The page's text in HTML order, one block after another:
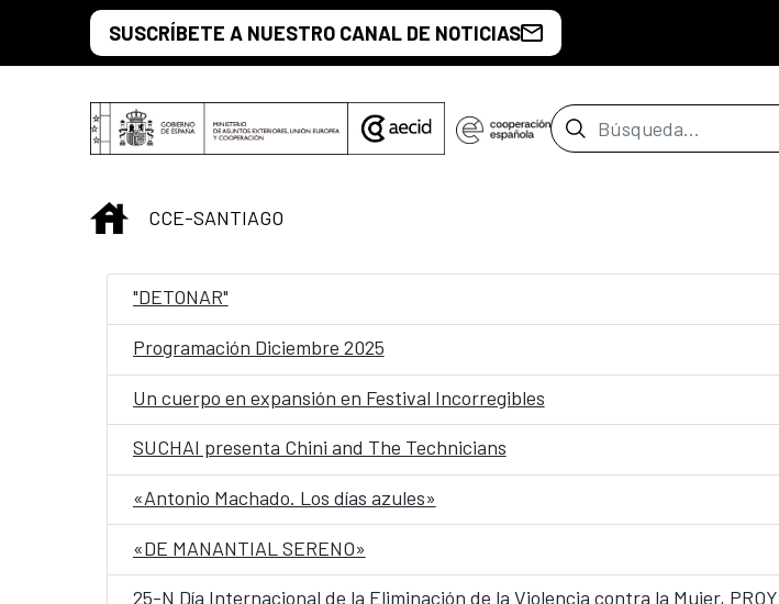
Saltar al contenido principal
SUSCRÍBETE A NUESTRO CANAL DE NOTICIAS
Barra de búsqueda
INICIO
CCE-SANTIAGO
"DETONAR"
Programación Diciembre 2025
Un cuerpo en expansión en Festival Incorregibles
SUCHAI presenta Chini and The Technicians
«Antonio Machado. Los días azules»
«DE MANANTIAL SERENO»
25-N Día Internacional de la Eliminación de la Violencia contra la Mujer,